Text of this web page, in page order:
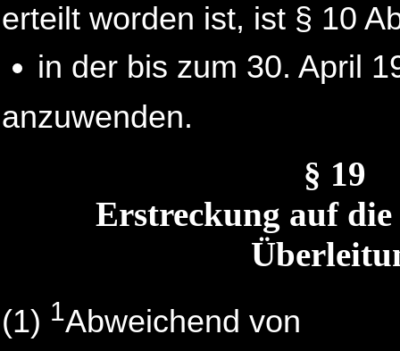
erteilt worden ist, ist § 10
in der bis zum 30. April
anzuwenden.
§ 19
Erstreckung auf die
(1) 1Abweichend von